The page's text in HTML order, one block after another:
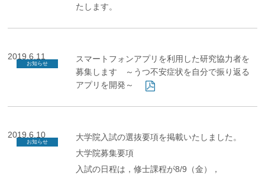
たします。
2019.6.11
お知らせ
スマートフォンアプリを利用した研究協力者を
募集します ～うつ不安症状を自分で振り返る
アプリを開発～
2019.6.10
お知らせ
大学院入試の選抜要項を掲載いたしました。
大学院募集要項
入試の日程は，修士課程が8/9（金），